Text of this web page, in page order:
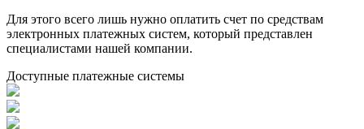
Для этого всего лишь нужно оплатить счет по средствам
электронных платежных систем, который представлен
специалистами нашей компании.
Доступные платежные системы